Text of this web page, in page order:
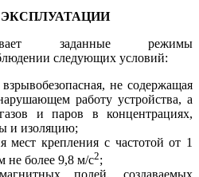
заданные режимы
следующих условий:
не содержащая
работу устройства, а
и паров в концентрациях,
и изоляцию;
мест крепления с частотой от 1
не более 9,8 м/с2;
полей, создаваемых